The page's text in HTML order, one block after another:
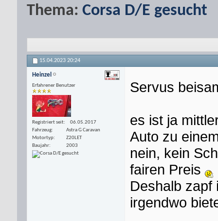
Thema: Corsa D/E gesucht
15.04.2023 20:24
Heinzel
Erfahrener Benutzer
Registriert seit
06.05.2017
Fahrzeug
Astra G Caravan
Motortyp
Z20LET
Baujahr
2003
Servus
es ist ja
Auto zu
nein, kein
fairen Preis
Deshalb zapf
irgendwo